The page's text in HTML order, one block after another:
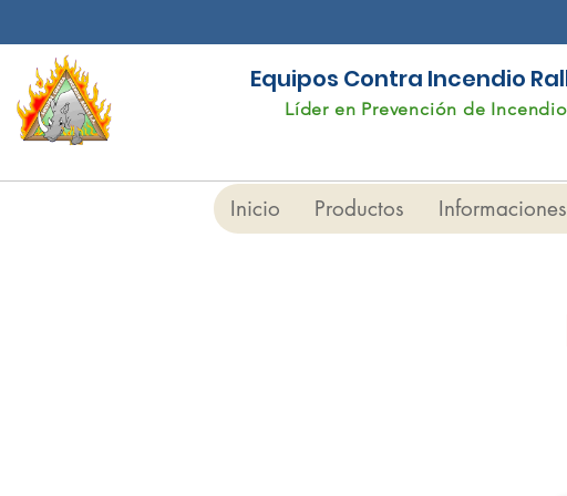
Equipos Contra Incendio
Líder en Prevención de
Inicio Productos Informaciones